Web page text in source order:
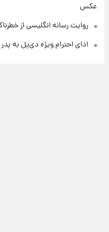
عکس
روایت رسانه انگلیسی از
ادای احترام ویژه دی‌پل به پدر